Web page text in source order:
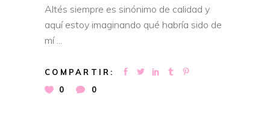
Altés siempre es sinónimo de calidad y
aquí estoy imaginando qué habría sido de
mí
COMPARTIR:
0
0